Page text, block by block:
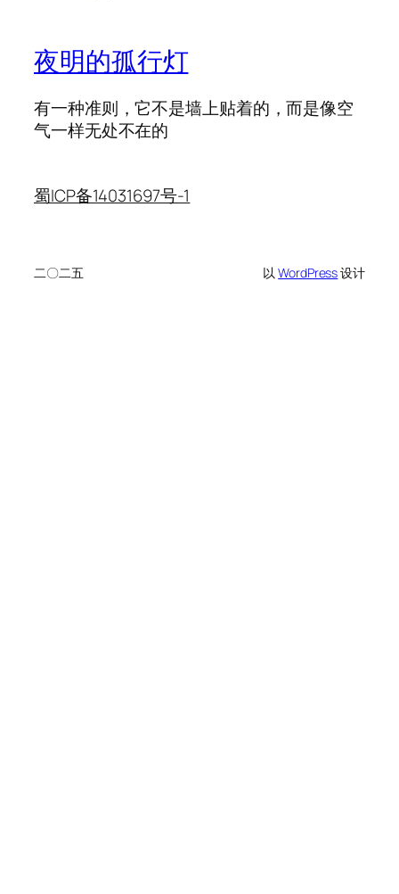
夜明的孤行灯
有一种准则，它不是墙上贴着的，而是像空
气一样无处不在的
蜀ICP备14031697号-1
二〇二五 以WordPress设计